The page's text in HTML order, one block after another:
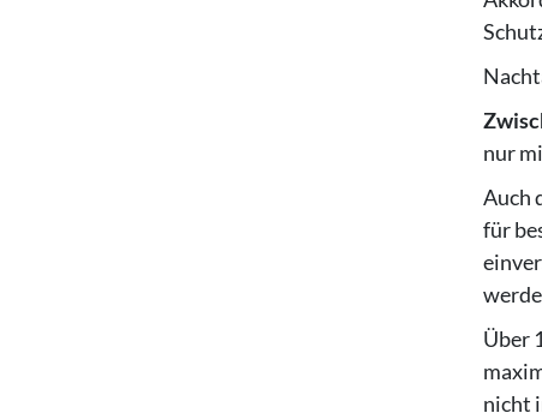
nur
Auch
für
Über
nicht